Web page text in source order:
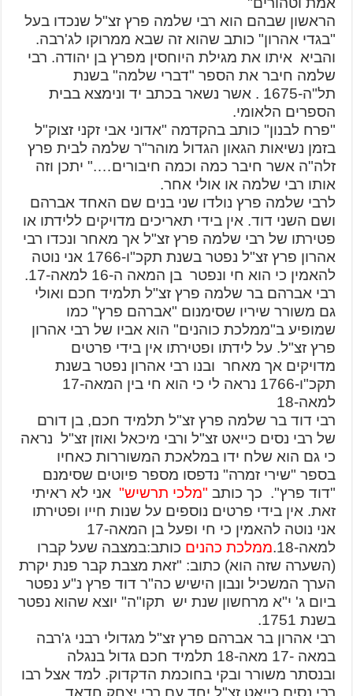
הראשון שבהם הוא רבי שלמה פרץ זצ"ל שנכדו בעל
"בגדי אהרון" כותב שהוא זה שבא ממרוקו לג'רבה.
והביא איתו את מגילת היוחסין מפרץ בן יהודה. רבי
שלמה חיבר את הספר "דברי שלמה" בשנת
תל"ה-1675 . אשר נשאר בכתב יד ונימצא בבית
הספרים הלאומי.
"פרח לבנון" כותב בהקדמה "אדוני אבי זקני זצוק"ל
בזמן נשיאות הגאון הגדול מוהר"ר שלמה לבית פרץ
זלה"ה אשר חיבר כמה וכמה חיבורים…." יתכן וזה
אותו רבי שלמה או אולי אחר.
לרבי שלמה פרץ נולדו שני בנים שם האחד אברהם
ושם השני דוד. אין בידי תאריכים מדויקים ללידתו או
פטירתו של רבי שלמה פרץ זצ"ל אך מאחר ונכדו רבי
אהרון פרץ זצ"ל נפטר בשנת תקכ"ו-1766 אני נוטה
להאמין כי הוא חי ונפטר בן המאה ה-16 למאה-17.
רבי אברהם בר שלמה פרץ זצ"ל תלמיד חכם ואולי
גם משורר שיריו שסימנום "אברהם פרץ" כמו
שמופיע ב"ממלכת כוהנים" הוא אביו של רבי אהרון
פרץ זצ"ל. על לידתו ופטירתו אין בידי פרטים
מדויקים אך מאחר ובנו רבי אהרון נפטר בשנת
תקכ"ו-1766 נראה לי כי הוא חי בין המאה-17
למאה-18
רבי דוד בר שלמה פרץ זצ"ל תלמיד חכם, בן דורם
של רבי נסים כייאט זצ"ל ורבי מיכאל ואוזן זצ"ל נראה
כי גם הוא שלח ידו במלאכת המשוררות כאחיו
בספר "שירי זמרה" נדפסו מספר פיוטים שסימנם
"דוד פרץ". כך כותב "מלכי תרשיש" אני לא ראיתי
זאת. אין בידי פרטים נוספים על שנות חייו ופטירתו
אני נוטה להאמין כי חי ופעל בן המאה-17
למאה-18.
ממלכת כהנים כותב:במצבה שעל קברו
(השערה שזה הוא) כתוב: "זאת מצבת קבר פנת יקרת
הערך המשכיל ונבון הישיש כה"ר דוד פרץ נ"ע נפטר
ביום ג' י"א מרחשון שנת יש תקו"ה" יוצא שהוא נפטר
בשנת 1751.
רבי אהרון בר אברהם פרץ זצ"ל מגדולי רבני ג'רבה
במאה -17 מאה-18 תלמיד חכם גדול בנגלה
ובנסתר משורר ובקי בחוכמת הדקדוק. למד אצל רבו
רבי נסים כייאט זצ"ל יחד עם רבי יצחק חדאד